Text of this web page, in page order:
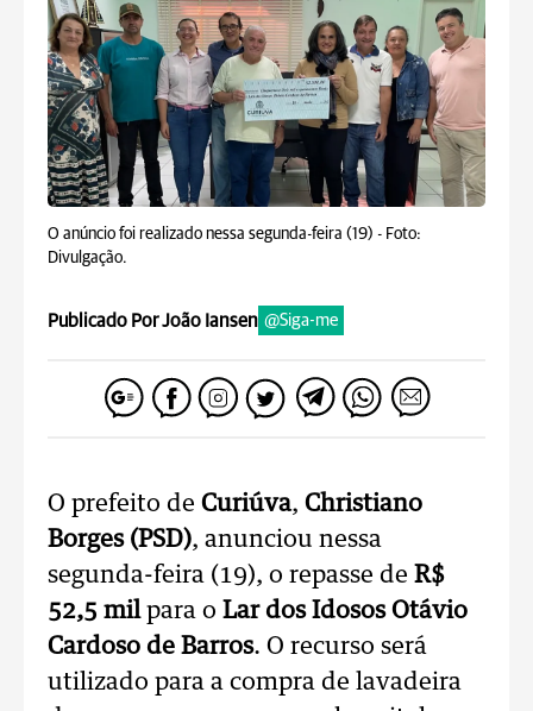
O anúncio foi realizado nessa segunda-feira (19) - Foto:
Divulgação.
Publicado Por João Iansen @Siga-me
O prefeito de Curiúva, Christiano
Borges (PSD), anunciou nessa
segunda-feira (19), o repasse de R$
52,5 milpara o Lar dos Idosos Otávio
Cardoso de Barros. O recurso será
utilizado para a compra de lavadeira